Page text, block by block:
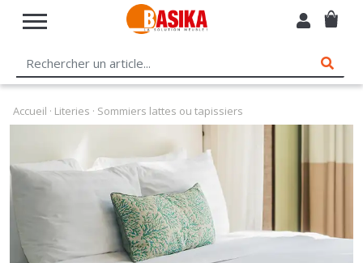
Accueil · Literies · Sommiers lattes ou tapissiers